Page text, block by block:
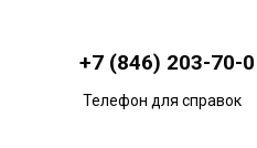
+7 (846) 203-70-
Телефон для справок